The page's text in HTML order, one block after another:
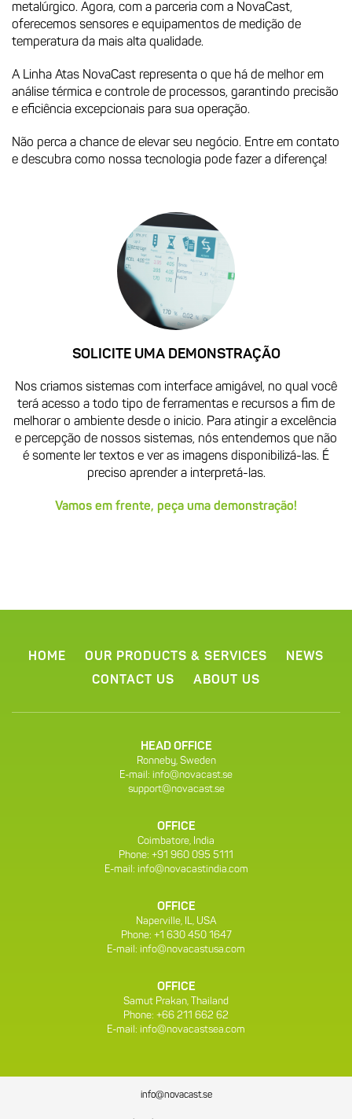
metalúrgico. Agora, com a parceria com a NovaCast,
oferecemos sensores e equipamentos de medição de
temperatura da mais alta qualidade.
A Linha Atas NovaCast representa o que há de melhor em
análise térmica e controle de processos, garantindo precisão
e eficiência excepcionais para sua operação.
Não perca a chance de elevar seu negócio. Entre em contato
e descubra como nossa tecnologia pode fazer a diferença!
SOLICITE UMA DEMONSTRAÇÃO
Nos criamos sistemas com interface amigável, no qual você
terá acesso a todo tipo de ferramentas e recursos a fim de
melhorar o ambiente desde o inicio. Para atingir a excelência
e percepção de nossos sistemas, nós entendemos que não
é somente ler textos e ver as imagens disponibilizá-las. É
preciso aprender a interpretá-las.
Vamos em frente, peça uma demonstração!
HOME OUR PRODUCTS & SERVICES
NEWS
CONTACT US
ABOUT US
HEAD OFFICE
Ronneby, Sweden
E-mail: info@novacast.se
support@novacast.se
OFFICE
Coimbatore, India
Phone: +91 960 095 5111
E-mail: info@novacastindia.com
OFFICE
Naperville, IL, USA
Phone: +1 630 450 1647
E-mail: info@novacastusa.com
OFFICE
Samut Prakan, Thailand
Phone: +66 211 662 62
E-mail: info@novacastsea.com
info@novacast.se